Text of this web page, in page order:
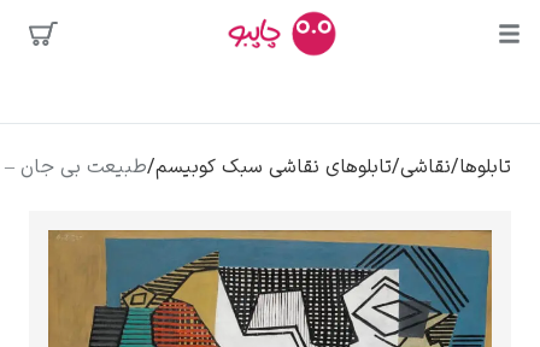
دالی
محبوب‌ترین
هنرمندان /تابلوهای نقاشی سبک کوبیسم/طبیعت بی جان – پابلو پیکاسو